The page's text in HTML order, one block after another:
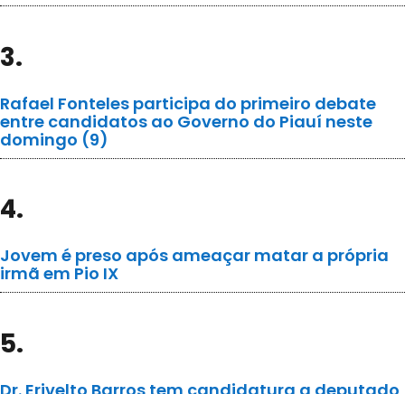
3.
Rafael Fonteles participa do primeiro debate
entre candidatos ao Governo do Piauí neste
domingo (9)
4.
Jovem é preso após ameaçar matar a própria
irmã em Pio IX
5.